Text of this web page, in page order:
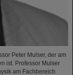
Peter Mulser, der am
ist. Professor Mulser
am Fachbereich